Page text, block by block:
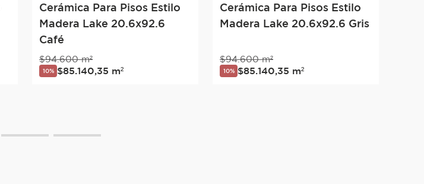
Cerámica Para Pisos Estilo
Madera Lake 20.6x92.6
Café
$94.600 m²
10% $85.140,35 m²
Cerámica Para Pisos Estilo
Madera Lake 20.6x92.6 Gris
$94.600 m²
10% $85.140,35 m²